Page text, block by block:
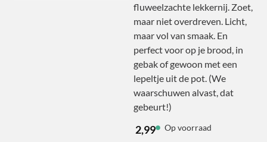
fluweelzachte lekkernij. Zoet,
maar niet overdreven. Licht,
maar vol van smaak. En
perfect voor op je brood, in
gebak of gewoon met een
lepeltje uit de pot. (We
waarschuwen alvast, dat
gebeurt!)
2,99 Op voorraad